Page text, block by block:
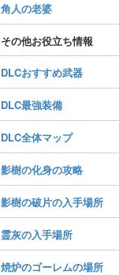
角人の老婆
その他お役立ち情報
DLCおすすめ武器
DLC最強装備
DLC全体マップ
影樹の化身の攻略
影樹の破片の入手場所
霊灰の入手場所
焼炉のゴーレムの場所